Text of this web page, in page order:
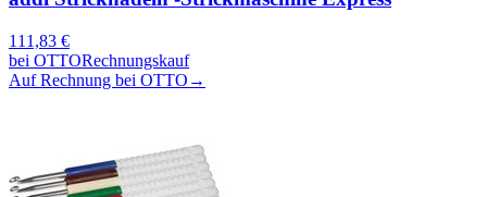
111,83 €
bei OTTORechnungskauf
Auf Rechnung bei OTTO →